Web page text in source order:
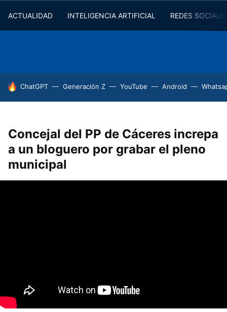
ACTUALIDAD INTELIGENCIA ARTIFICIAL REDES
HOY SE HABLA DE
ChatGPT Generación Z YouTube Android
Concejal del PP de Cáceres increpa
a un bloguero por grabar el pleno
municipal